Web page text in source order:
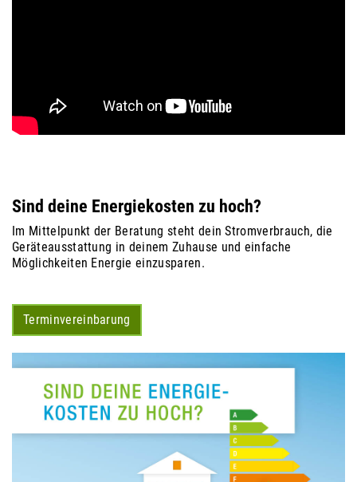
Sind deine Energiekosten zu hoch?
Im Mittelpunkt der Beratung steht dein Stromverbrauch, die
Geräteausstattung in deinem Zuhause und einfache
Möglichkeiten Energie einzusparen.
Terminvereinbarung